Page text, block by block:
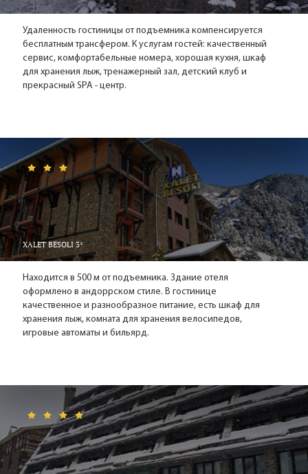
Удаленность гостиницы от подъемника компенсируется
бесплатным трансфером. К услугам гостей: качественный
сервис, комфортабельные номера, хорошая кухня, шкаф
для хранения лыж, тренажерный зал, детский клуб и
прекрасный SPA - центр.
XALET BESOLI 3*
Находится в 500 м от подъемника. Здание отеля
оформлено в андоррском стиле. В гостинице
качественное и разнообразное питание, есть шкаф для
хранения лыж, комната для хранения велосипедов,
игровые автоматы и бильярд.